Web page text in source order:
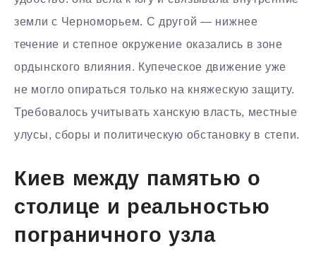
земли с Черноморьем. С другой — нижнее
течение и степное окружение оказались в зоне
ордынского влияния. Купеческое движение уже
не могло опираться только на княжескую защиту.
Требовалось учитывать ханскую власть, местные
улусы, сборы и политическую обстановку в степи.
Киев между памятью о
столице и реальностью
пограничного узла